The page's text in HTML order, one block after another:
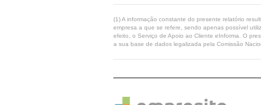
(1) A informação constante do presente relatório
empresa a que se refere, sendo apenas possível
efeito, o Serviço de Apoio ao Cliente eInforma. O
a sua base de dados legalizada pela Comissão